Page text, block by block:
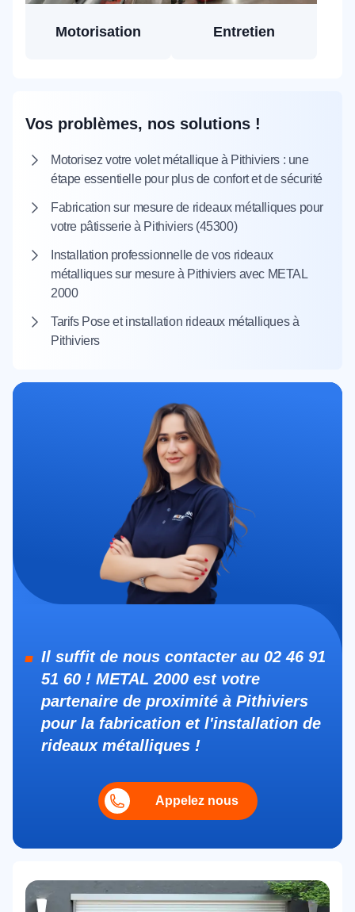
Motorisation Entretien
Vos problèmes, nos solutions !
Motorisez votre volet métallique à Pithiviers : une
étape essentielle pour plus de confort et de sécurité
Fabrication sur mesure de rideaux métalliques pour
votre pâtisserie à Pithiviers (45300)
Installation professionnelle de vos rideaux
métalliques sur mesure à Pithiviers avec METAL
2000
Tarifs Pose et installation rideaux métalliques à
Pithiviers
Il suffit de nous contacter au 02 46 91
51 60 ! METAL 2000 est votre
partenaire de proximité à Pithiviers
pour la fabrication et l'installation de
rideaux métalliques !
Appelez nous